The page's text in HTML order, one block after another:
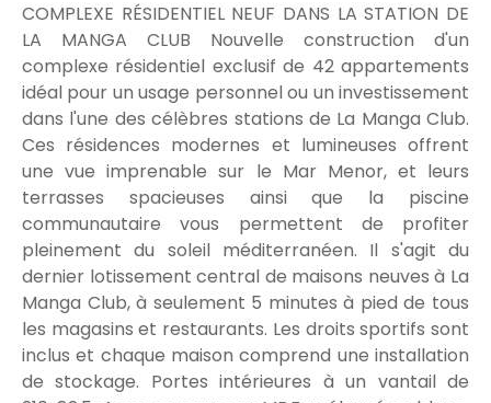
COMPLEXE RÉSIDENTIEL NEUF DANS LA STATION DE
LA MANGA CLUB Nouvelle construction d'un
complexe résidentiel exclusif de 42 appartements
idéal pour un usage personnel ou un investissement
dans l'une des célèbres stations de La Manga Club.
Ces résidences modernes et lumineuses offrent
une vue imprenable sur le Mar Menor, et leurs
terrasses spacieuses ainsi que la piscine
communautaire vous permettent de profiter
pleinement du soleil méditerranéen. Il s'agit du
dernier lotissement central de maisons neuves à La
Manga Club, à seulement 5 minutes à pied de tous
les magasins et restaurants. Les droits sportifs sont
inclus et chaque maison comprend une installation
de stockage. Portes intérieures à un vantail de